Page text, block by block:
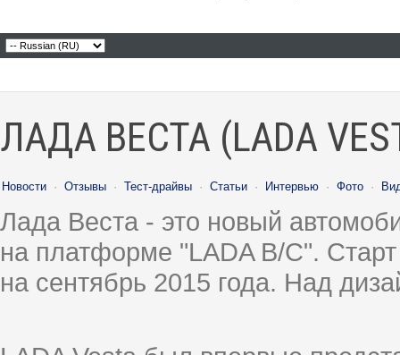
ЛАДА ВЕСТА (LADA
Новости · Отзывы · Тест-драйвы · Статьи · Интервью · Фото ·
Лада Веста - это новый
на платформе "LADA B/C".
на сентябрь 2015 года. Над